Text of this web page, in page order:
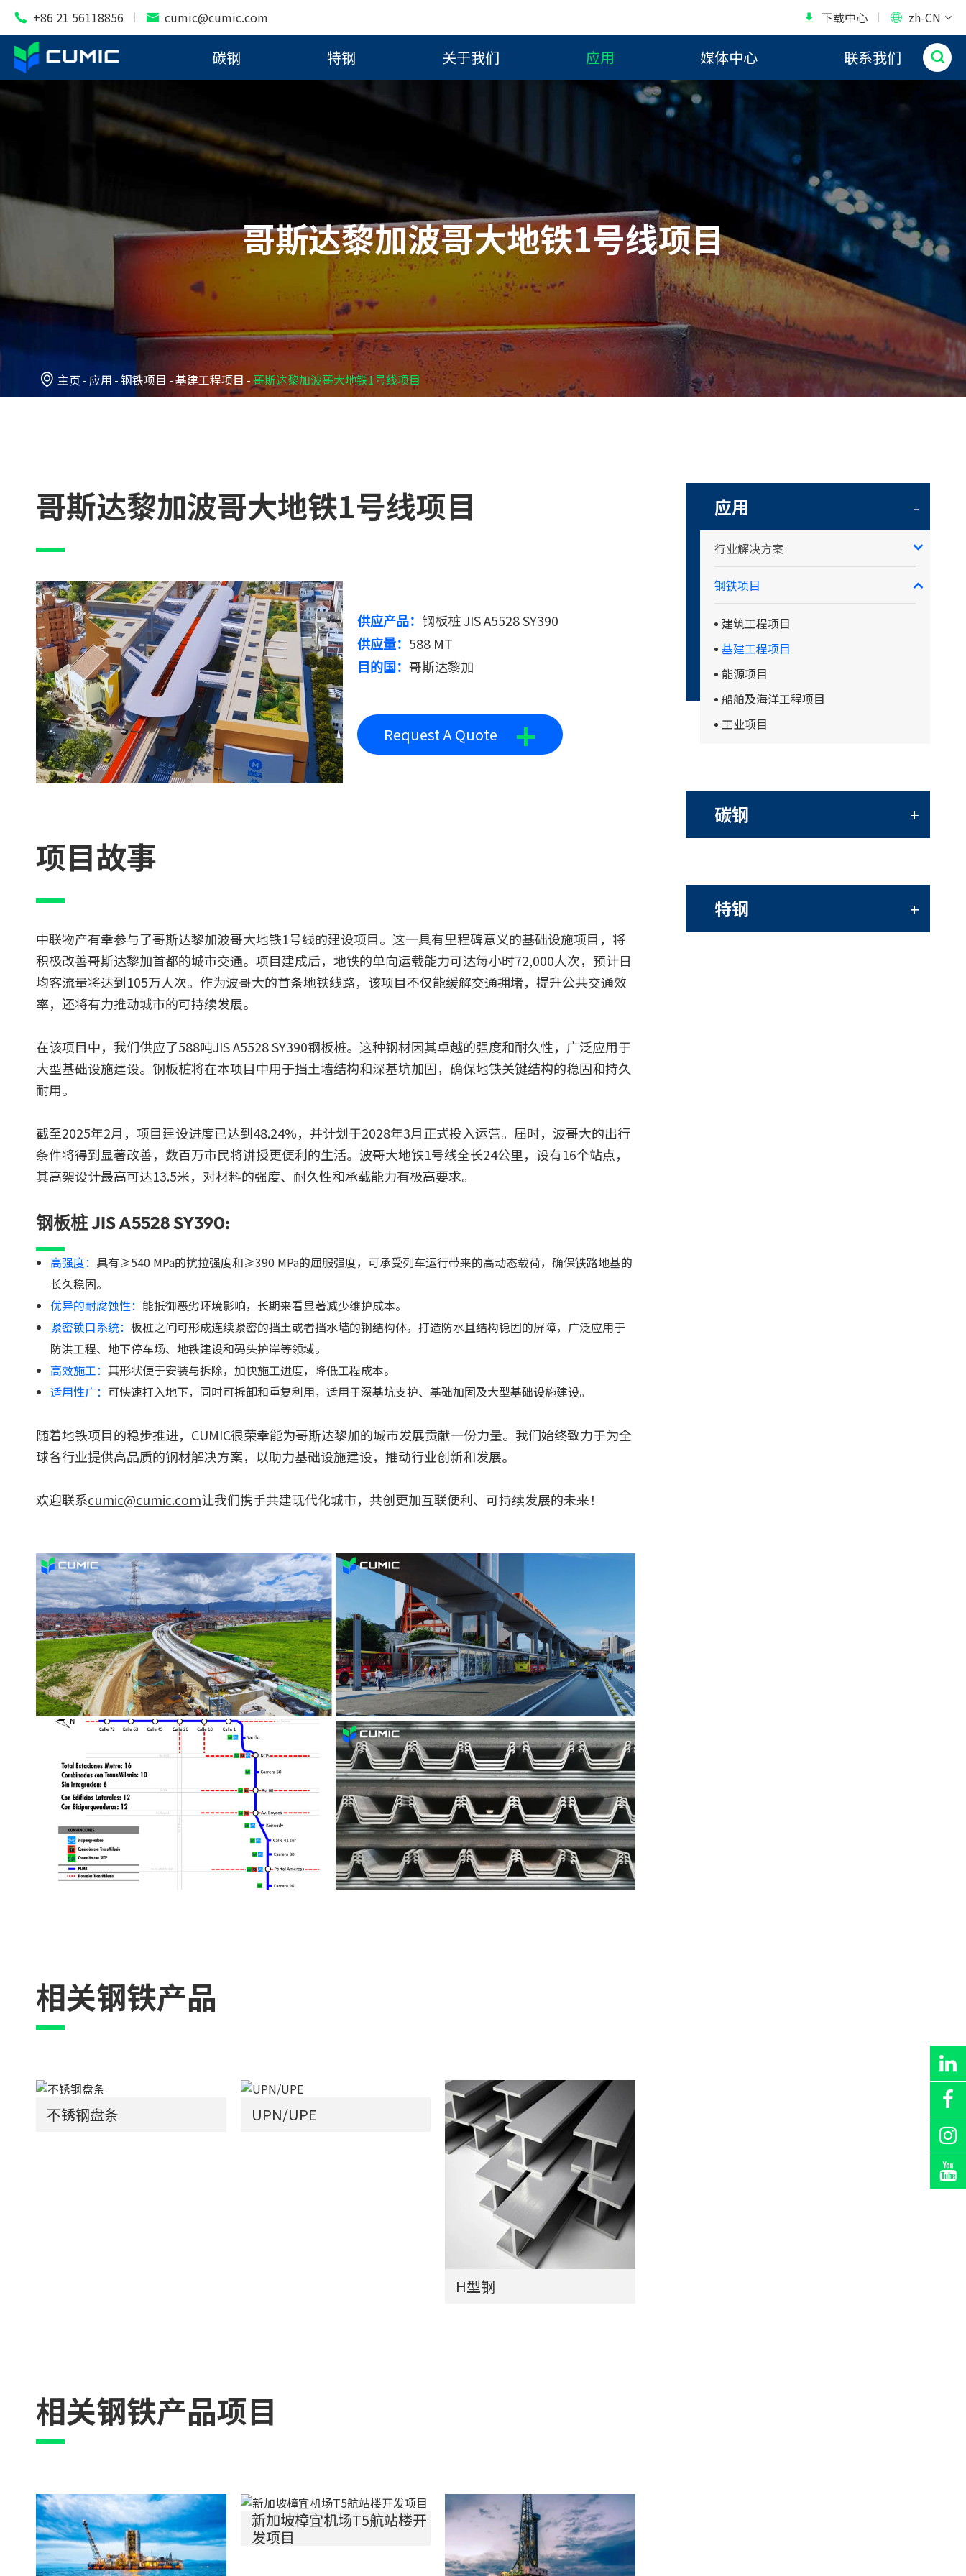
 +86 21 56118856  cumic@cumic.com  下载中心  zh-CN
碳钢 特钢 关于我们 应用 媒体中心 联系我们 
哥斯达黎加波哥大地铁1号线项目
 主页 应用 钢铁项目 基建工程项目 哥斯达黎加波哥大地铁1号线项目
哥斯达黎加波哥大地铁1号线项目
供应产品： 钢板桩 JIS A5528 SY390
供应量： 588 MT
目的国： 哥斯达黎加
Request A Quote +
项目故事
中联物产有幸参与了哥斯达黎加波哥大地铁1号线的建设项目。这一具有里程碑意义的基础设施项目，将
积极改善哥斯达黎加首都的城市交通。项目建成后，地铁的单向运载能力可达每小时72,000人次，预计日
均客流量将达到105万人次。作为波哥大的首条地铁线路，该项目不仅能缓解交通拥堵，提升公共交通效
率，还将有力推动城市的可持续发展。
在该项目中，我们供应了588吨JIS A5528 SY390钢板桩。这种钢材因其卓越的强度和耐久性，广泛应用于
大型基础设施建设。钢板桩将在本项目中用于挡土墙结构和深基坑加固，确保地铁关键结构的稳固和持久
耐用。
截至2025年2月，项目建设进度已达到48.24%，并计划于2028年3月正式投入运营。届时，波哥大的出行
条件将得到显著改善，数百万市民将讲授更便利的生活。波哥大地铁1号线全长24公里，设有16个站点，
其高架设计最高可达13.5米，对材料的强度、耐久性和承载能力有极高要求。
钢板桩 JIS A5528 SY390:
高强度： 具有≥540 MPa的抗拉强度和≥390 MPa的屈服强度，可承受列车运行带来的高动态载荷，确保铁路地基的
长久稳固。
优异的耐腐蚀性： 能抵御恶劣环境影响，长期来看显著减少维护成本。
紧密锁口系统： 板桩之间可形成连续紧密的挡土或者挡水墙的钢结构体，打造防水且结构稳固的屏障，广泛应用于
防洪工程、地下停车场、地铁建设和码头护岸等领域。
高效施工： 其形状便于安装与拆除，加快施工进度，降低工程成本。
适用性广： 可快速打入地下，同时可拆卸和重复利用，适用于深基坑支护、基础加固及大型基础设施建设。
随着地铁项目的稳步推进，CUMIC很荣幸能为哥斯达黎加的城市发展贡献一份力量。我们始终致力于为全
球各行业提供高品质的钢材解决方案，以助力基础设施建设，推动行业创新和发展。
欢迎联系cumic@cumic.com让我们携手共建现代化城市，共创更加互联便利、可持续发展的未来！
相关钢铁产品
不锈钢盘条 UPN/UPE
H型钢
相关钢铁产品项目
新加坡樟宜机场T5航站楼开
发项目
应用 -
行业解决方案
钢铁项目
建筑工程项目
基建工程项目
能源项目
船舶及海洋工程项目
工业项目
碳钢 +
特钢 +